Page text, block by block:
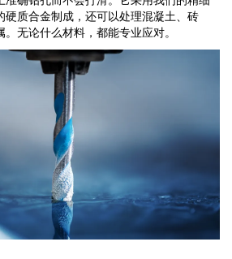
硬质合金制成，还可以处理混凝土、砖
无论什么材料，都能专业应对。